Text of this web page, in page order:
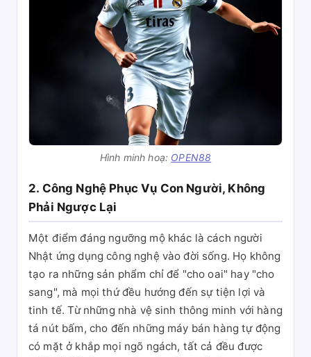
Hình minh hoạ: OPEN88
2. Công Nghệ Phục Vụ Con Người, Không
Phải Ngược Lại
Một điểm đáng ngưỡng mộ khác là cách người
Nhật ứng dụng công nghệ vào đời sống. Họ không
tạo ra những sản phẩm chỉ để "cho oai" hay "cho
sang", mà mọi thứ đều hướng đến sự tiện lợi và
tinh tế. Từ những nhà vệ sinh thông minh với hàng
tá nút bấm, cho đến những máy bán hàng tự động
có mặt ở khắp mọi ngõ ngách, tất cả đều được